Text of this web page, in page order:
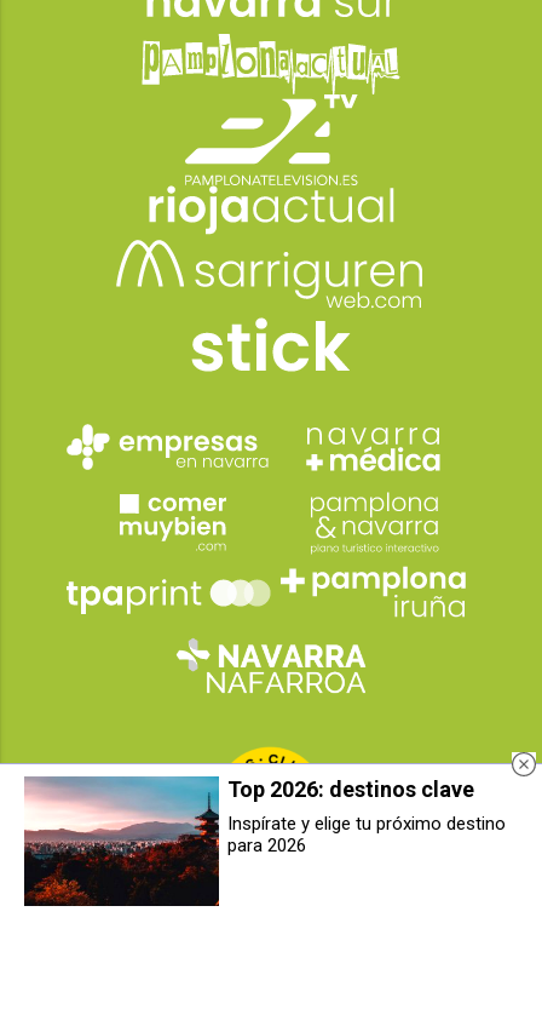
Top 2026: destinos clave
Inspírate y elige tu próximo destino
para 2026